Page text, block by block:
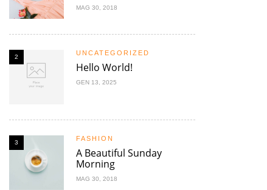
MAG 30, 2018
2
UNCATEGORIZED
Hello World!
GEN 13, 2025
3
FASHION
A Beautiful Sunday
Morning
MAG 30, 2018